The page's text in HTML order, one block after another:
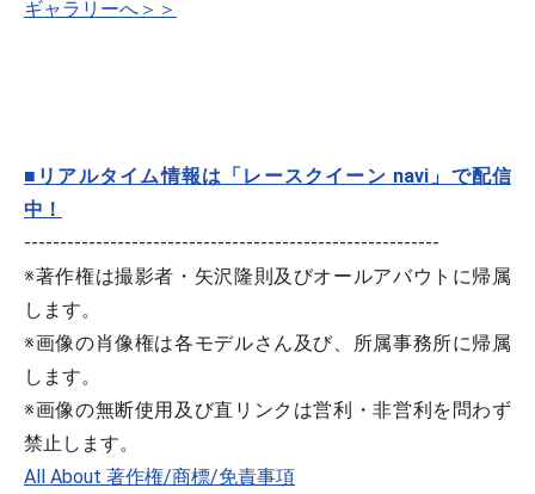
ギャラリーへ＞＞
■リアルタイム情報は「レースクイーン navi」で配信
中！
----------------------------------------------------------
※著作権は撮影者・矢沢隆則及びオールアバウトに帰属
します。
※画像の肖像権は各モデルさん及び、所属事務所に帰属
します。
※画像の無断使用及び直リンクは営利・非営利を問わず
禁止します。
All About 著作権/商標/免責事項